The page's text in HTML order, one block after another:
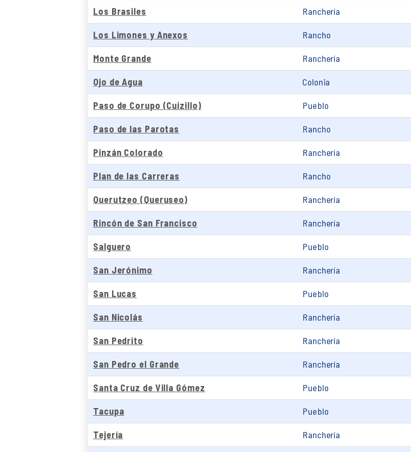
Los Brasiles Ranchería
Los Limones y Anexos Rancho
Monte Grande Ranchería
Ojo de Agua Colonia
Paso de Corupo (Cuizillo) Pueblo
Paso de las Parotas Rancho
Pinzán Colorado Ranchería
Plan de las Carreras Rancho
Querutzeo (Queruseo) Ranchería
Rincón de San Francisco Ranchería
Salguero Pueblo
San Jerónimo Ranchería
San Lucas Pueblo
San Nicolás Ranchería
San Pedrito Ranchería
San Pedro el Grande Ranchería
Santa Cruz de Villa Gómez Pueblo
Tacupa Pueblo
Tejería Ranchería